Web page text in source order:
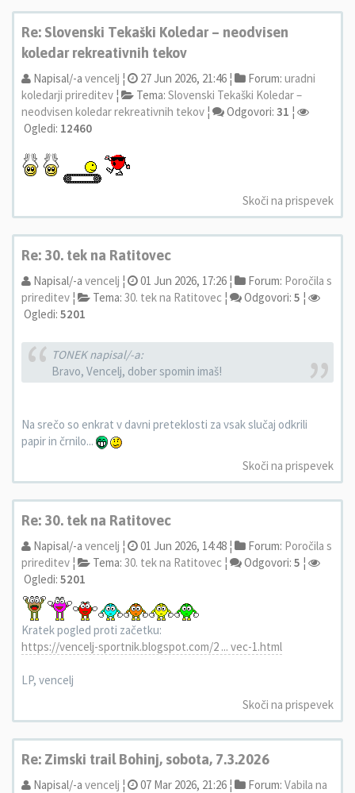
Re: Slovenski Tekaški Koledar – neodvisen
koledar rekreativnih tekov
Napisal/-a vencelj ¦ 27 Jun 2026, 21:46 ¦ Forum: uradni
koledarji prireditev ¦ Tema: Slovenski Tekaški Koledar –
neodvisen koledar rekreativnih tekov ¦ Odgovori: 31 ¦
Ogledi: 12460
Skoči na prispevek
Re: 30. tek na Ratitovec
Napisal/-a vencelj ¦ 01 Jun 2026, 17:26 ¦ Forum: Poročila s
prireditev ¦ Tema: 30. tek na Ratitovec ¦ Odgovori: 5 ¦
Ogledi: 5201
TONEK napisal/-a:
Bravo, Vencelj, dober spomin imaš!
Na srečo so enkrat v davni preteklosti za vsak slučaj odkrili
papir in črnilo...
Skoči na prispevek
Re: 30. tek na Ratitovec
Napisal/-a vencelj ¦ 01 Jun 2026, 14:48 ¦ Forum: Poročila s
prireditev ¦ Tema: 30. tek na Ratitovec ¦ Odgovori: 5 ¦
Ogledi: 5201
Kratek pogled proti začetku:
https://vencelj-sportnik.blogspot.com/2 ... vec-1.html
LP, vencelj
Skoči na prispevek
Re: Zimski trail Bohinj, sobota, 7.3.2026
Napisal/-a vencelj ¦ 07 Mar 2026, 21:26 ¦ Forum: Vabila na